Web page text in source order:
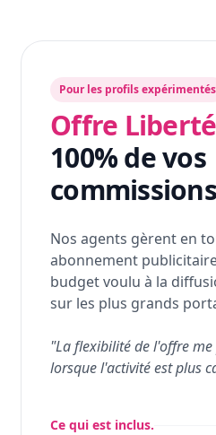
Pour les profils expérimentés
Offre
100% de vos
Nos agents gèrent en
abonnement
budget voulu à la
sur les plus grands
"La flexibilité de l'offre
lorsque l'activité est plus
Ce qui est inclus.